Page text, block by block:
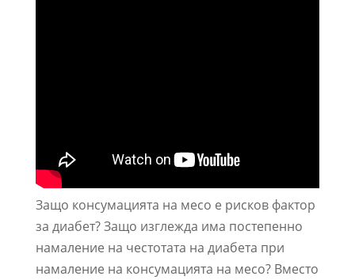
Защо консумацията на месо е рисков фактор
за диабет? Защо изглежда има постепенно
намаление на честотата на диабета при
намаление на консумацията на месо? Вместо